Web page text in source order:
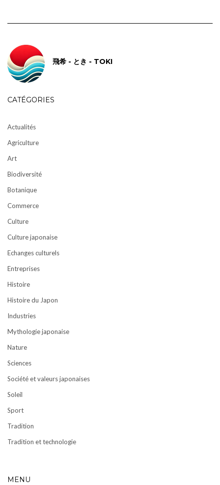
飛希 - とき - TOKI
CATÉGORIES
Actualités
Agriculture
Art
Biodiversité
Botanique
Commerce
Culture
Culture japonaise
Echanges culturels
Entreprises
Histoire
Histoire du Japon
Industries
Mythologie japonaise
Nature
Sciences
Société et valeurs japonaises
Soleil
Sport
Tradition
Tradition et technologie
MENU